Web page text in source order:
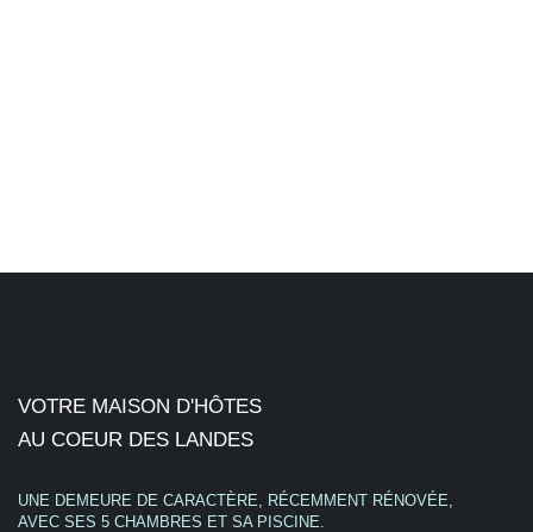
VOTRE MAISON D'HÔTES
AU COEUR DES LANDES
UNE DEMEURE DE CARACTÈRE, RÉCEMMENT RÉNOVÉE,
AVEC SES 5 CHAMBRES ET SA PISCINE.